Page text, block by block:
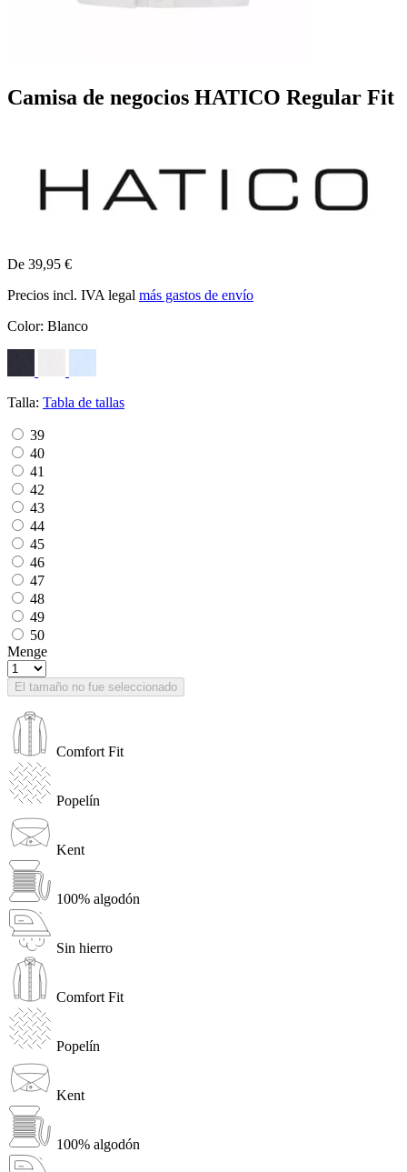
Camisa de negocios HATICO Regular Fit
De 39,95 €
Precios incl. IVA legal más gastos de envío
Color: Blanco
Talla: Tabla de tallas
39
40
41
42
43
44
45
46
47
48
49
50
Menge
El tamaño no fue seleccionado
Comfort Fit
Popelín
Kent
100% algodón
Sin hierro
Comfort Fit
Popelín
Kent
100% algodón